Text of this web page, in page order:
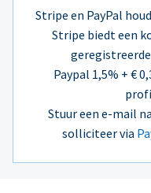
Stripe en PayPal
Stripe biedt een
Paypal 1,5% + €
Stuur een e-mail
solliciteer via